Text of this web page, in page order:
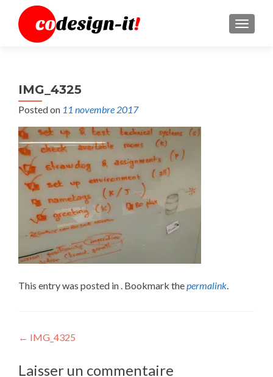
MENU
IMG_4325
Posted on 11 novembre 2017
This entry was posted in . Bookmark thepermalink.
Post
navigation
← IMG_4325
Laisser un commentaire